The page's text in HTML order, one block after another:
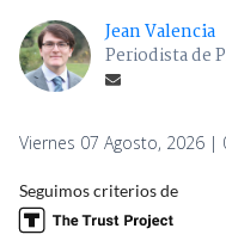
Jean Valencia
Periodista de
Viernes 07 Agosto, 2026 |
Seguimos criterios de